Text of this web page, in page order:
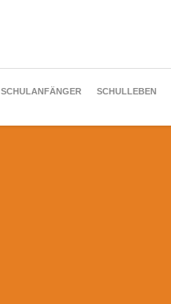
SCHULANFÄNGER SCHULLEBEN